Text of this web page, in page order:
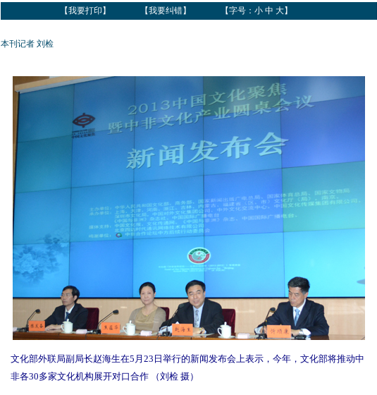
【我要打印 】 【我要纠错】 【字号：小 中 大】
本刊记者 刘检
文化部外联局副局长赵海生在5月23日举行的新闻发布会上表示，今年，文化部将推动中
非各30多家文化机构展开对口合作 （刘检 摄）